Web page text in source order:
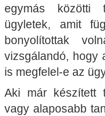
egymás közötti
ügyletek, amit
bonyolítottak
vizsgálandó, hogy
is megfelel-e az
Aki már készített
vagy alaposabb